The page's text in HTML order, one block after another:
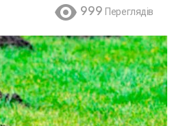
999 Переглядів